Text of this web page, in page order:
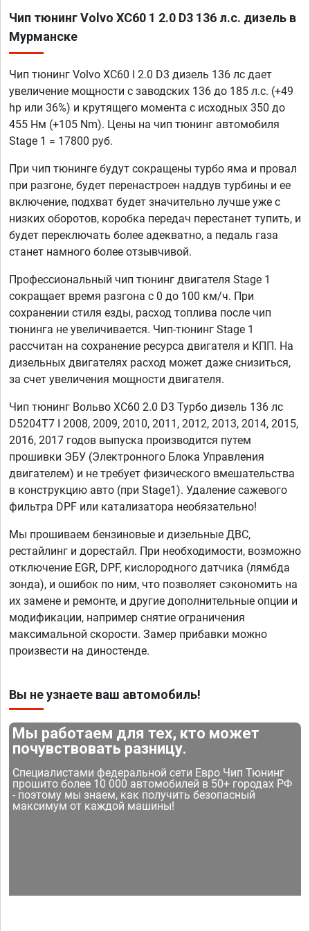
Чип тюнинг Volvo XC60 1 2.0 D3 136 л.с. дизель в
Мурманске
Чип тюнинг Volvo XC60 I 2.0 D3 дизель 136 лс дает
увеличение мощности с заводских 136 до 185 л.с. (+49
hp или 36%) и крутящего момента с исходных 350 до
455 Нм (+105 Nm). Цены на чип тюнинг автомобиля
Stage 1 = 17800 руб.
При чип тюнинге будут сокращены турбо яма и провал
при разгоне, будет перенастроен наддув турбины и ее
включение, подхват будет значительно лучше уже с
низких оборотов, коробка передач перестанет тупить, и
будет переключать более адекватно, а педаль газа
станет намного более отзывчивой.
Профессиональный чип тюнинг двигателя Stage 1
сокращает время разгона с 0 до 100 км/ч. При
сохранении стиля езды, расход топлива после чип
тюнинга не увеличивается. Чип-тюнинг Stage 1
рассчитан на сохранение ресурса двигателя и КПП. На
дизельных двигателях расход может даже снизиться,
за счет увеличения мощности двигателя.
Чип тюнинг Вольво ХС60 2.0 D3 Турбо дизель 136 лс
D5204T7 I 2008, 2009, 2010, 2011, 2012, 2013, 2014, 2015,
2016, 2017 годов выпуска производится путем
прошивки ЭБУ (Электронного Блока Управления
двигателем) и не требует физического вмешательства
в конструкцию авто (при Stage1). Удаление сажевого
фильтра DPF или катализатора необязательно!
Мы прошиваем бензиновые и дизельные ДВС,
рестайлинг и дорестайл. При необходимости, возможно
отключение EGR, DPF, кислородного датчика (лямбда
зонда), и ошибок по ним, что позволяет сэкономить на
их замене и ремонте, и другие дополнительные опции и
модификации, например снятие ограничения
максимальной скорости. Замер прибавки можно
произвести на диностенде.
Вы не узнаете ваш автомобиль!
Мы работаем для тех, кто может
почувствовать разницу.
Специалистами федеральной сети Евро Чип Тюнинг
прошито более 10 000 автомобилей в 50+ городах РФ
- поэтому мы знаем, как получить безопасный
максимум от каждой машины!